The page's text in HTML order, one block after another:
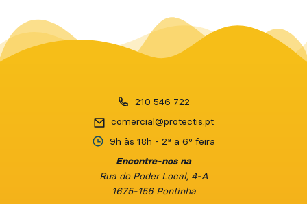
210 546 722
9h às 18h - 2ª a 6º feira
Encontre-nos na
Rua do Poder Local, 4-A
1675-156 Pontinha